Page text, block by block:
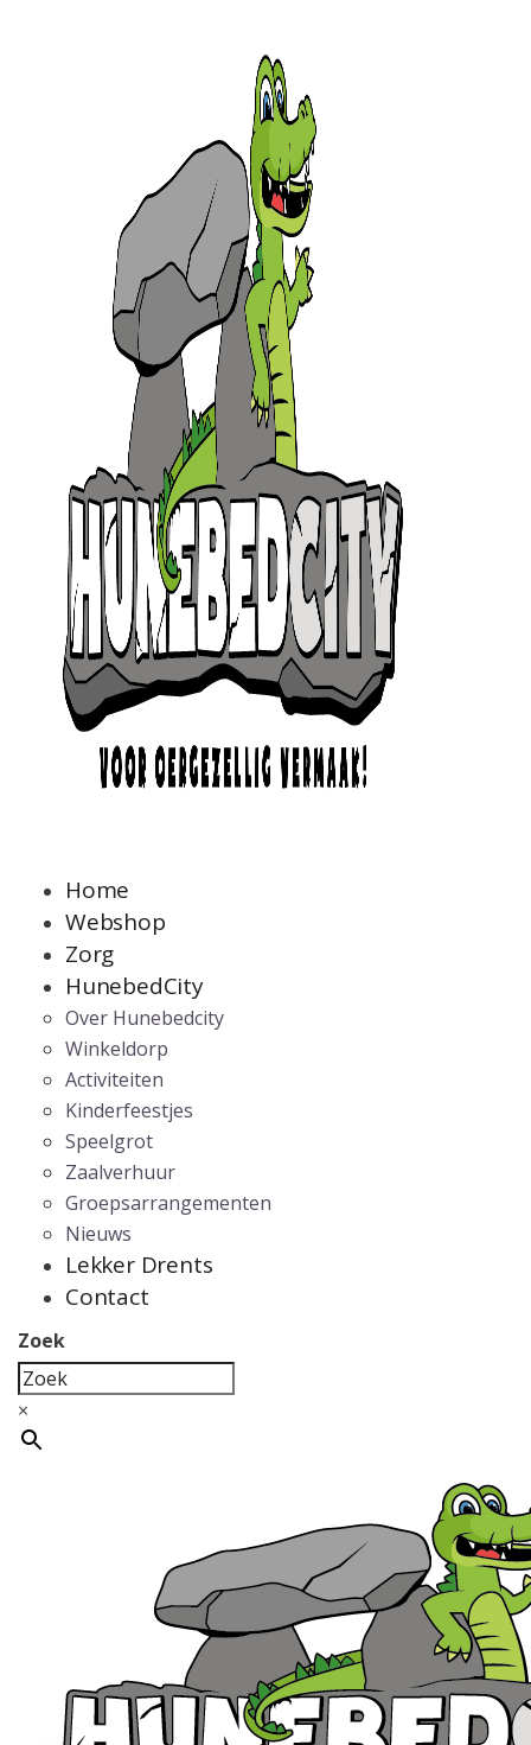
Home
Webshop
Zorg
HunebedCity
Over Hunebedcity
Winkeldorp
Activiteiten
Kinderfeestjes
Speelgrot
Zaalverhuur
Groepsarrangementen
Nieuws
Lekker Drents
Contact
Zoek
×